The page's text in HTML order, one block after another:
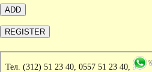
Тел. (312) 51 23 40, 0557 51 23 40,